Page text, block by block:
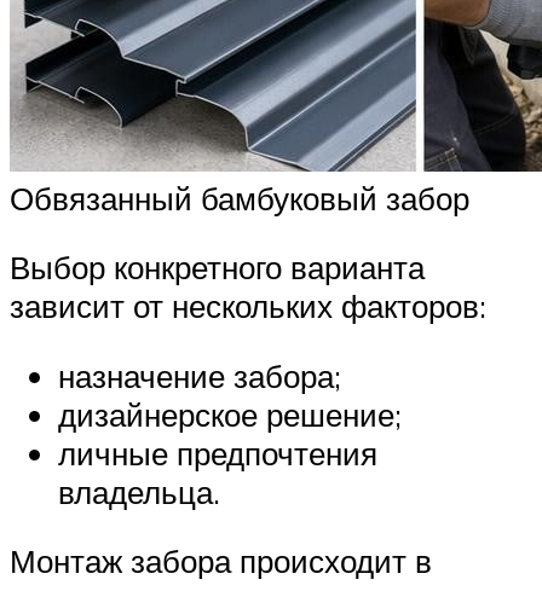
Обвязанный бамбуковый забор
Выбор конкретного варианта
зависит от нескольких факторов:
назначение забора;
дизайнерское решение;
личные предпочтения
владельца.
Монтаж забора происходит в